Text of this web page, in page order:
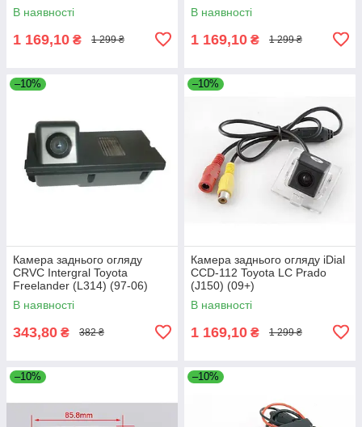
В наявності
1 169,10 ₴ 1 299 ₴
В наявності
1 169,10 ₴ 1 299 ₴
–10%
Камера заднього огляду
CRVC Intergral Toyota
Freelander (L314) (97-06)
В наявності
343,80 ₴ 382 ₴
–10%
Камера заднього огляду iDial
CCD-112 Toyota LC Prado
(J150) (09+)
В наявності
1 169,10 ₴ 1 299 ₴
–10% –10%